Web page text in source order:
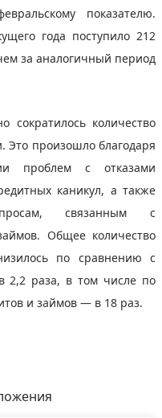
показателю.
года поступило 212
за аналогичный период
сократилось количество
Это произошло благодаря
проблем с отказами
каникул, а также
связанным с
Общее количество
по сравнению с
2,2 раза, в том числе по
и займов — в 18 раз.